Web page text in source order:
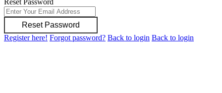
Reset Password
Reset Password
Register here! Forgot password? Back to login Back to login